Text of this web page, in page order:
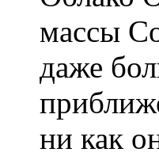
массы
даже
ни как